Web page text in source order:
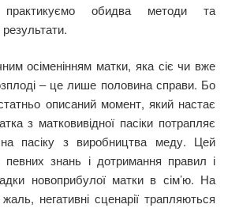
обидва методи та
осіменінням матки, яка сіє чи вже
‒ це лише половина справи. Бо
описаний момент, який настає
з матковивідної пасіки потрапляє
пасіку з виробництва меду. Цей
знань і дотримання правил і
новоприбулої матки в сім’ю. На
негативні сценарії трапляються